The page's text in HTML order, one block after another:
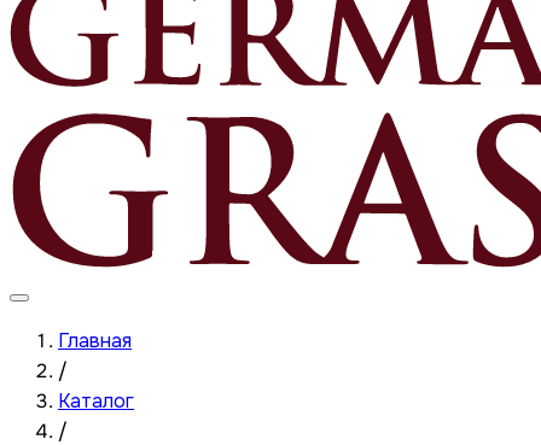
Главная
/
Каталог
/